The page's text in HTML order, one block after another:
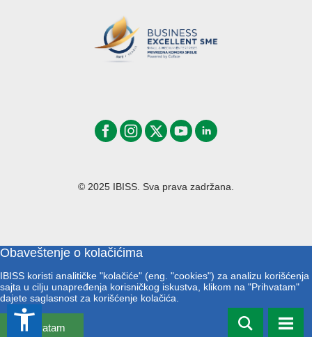
© 2025 IBISS. Sva prava zadržana.
Obaveštenje o kolačićima
IBISS koristi analitičke "kolačiće" (eng. "cookies") za analizu korišćenja
sajta u cilju unapređenja korisničkog iskustva, klikom na "Prihvatam"
dajete saglasnost za korišćenje kolačića.
Prihvatam
accessibility_new